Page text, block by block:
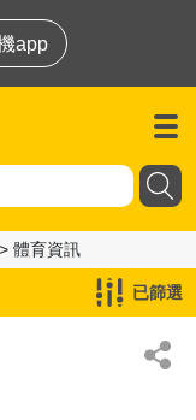
app
> 體育資訊
已篩選